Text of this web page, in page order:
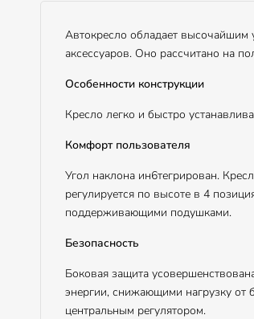
Автокресло обладает
аксессуаров. Оно рассчитано на
Особенности конструкции
Кресло легко и быстро
Комфорт пользователя
Угол наклона ин6тегрирован.
регулируется по высоте в 4
поддерживающими подушками.
Безопасность
Боковая защита
энергии, снижающими нагрузку от
центральным регулятором.